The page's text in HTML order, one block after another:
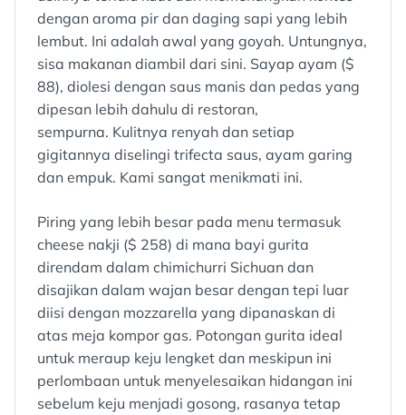
dengan aroma pir dan daging sapi yang lebih
lembut. Ini adalah awal yang goyah. Untungnya,
sisa makanan diambil dari sini. Sayap ayam ($
88), diolesi dengan saus manis dan pedas yang
dipesan lebih dahulu di restoran,
sempurna. Kulitnya renyah dan setiap
gigitannya diselingi trifecta saus, ayam garing
dan empuk. Kami sangat menikmati ini.
Piring yang lebih besar pada menu termasuk
cheese nakji ($ 258) di mana bayi gurita
direndam dalam chimichurri Sichuan dan
disajikan dalam wajan besar dengan tepi luar
diisi dengan mozzarella yang dipanaskan di
atas meja kompor gas. Potongan gurita ideal
untuk meraup keju lengket dan meskipun ini
perlombaan untuk menyelesaikan hidangan ini
sebelum keju menjadi gosong, rasanya tetap